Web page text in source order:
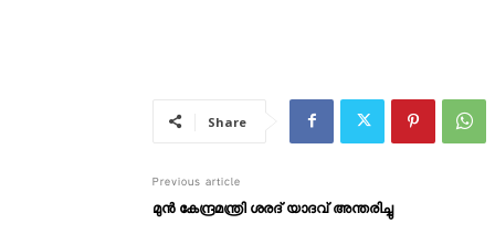
Share
Previous article
മുൻ കേന്ദ്രമന്ത്രി ശരദ് യാദവ് അന്തരിച്ചു